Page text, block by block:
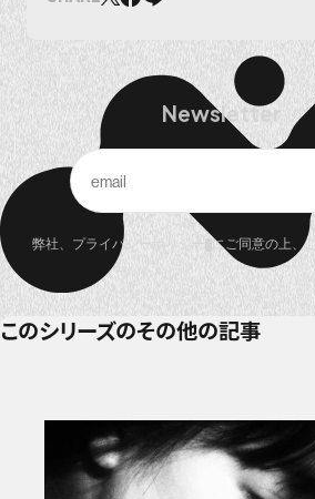
Newsletter
弊社、 プライバシーポリシー にご同意の上、
このシリーズのその他の記事